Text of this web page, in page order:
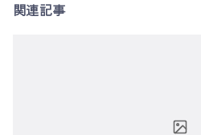
関連記事